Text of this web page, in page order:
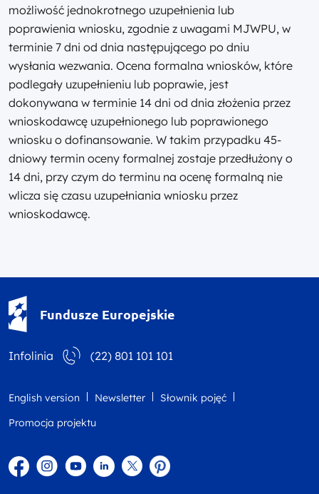
możliwość jednokrotnego uzupełnienia lub
poprawienia wniosku, zgodnie z uwagami MJWPU, w
terminie 7 dni od dnia następującego po dniu
wysłania wezwania. Ocena formalna wniosków, które
podlegały uzupełnieniu lub poprawie, jest
dokonywana w terminie 14 dni od dnia złożenia przez
wnioskodawcę uzupełnionego lub poprawionego
wniosku o dofinansowanie. W takim przypadku 45-
dniowy termin oceny formalnej zostaje przedłużony o
14 dni, przy czym do terminu na ocenę formalną nie
wlicza się czasu uzupełniania wniosku przez
wnioskodawcę.
Fundusze Europejskie
Infolinia (22) 801 101 101
English version Newsletter
Słownik pojęć
Promocja projektu
FacebookInstagram
YouTubeLinkedintwitterPinterest